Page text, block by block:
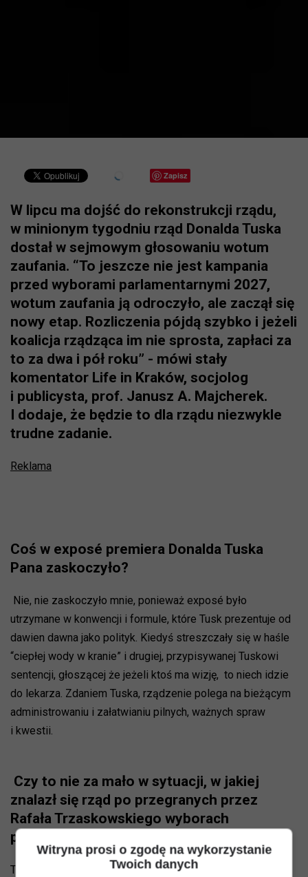
Zapisz
W lipcu ma dojść do rekonstrukcji rządu,
w minionym tygodniu rząd Donalda Tuska
dostał w sejmowym głosowaniu wotum
zaufania. “To jeszcze nie jest kampania
przed wyborami parlamentarnymi 2027,
wotum zaufania ją odroczyło, ale zaczął się
nowy etap. Rozliczenia pójdą szybko i jeżeli
koalicja rządząca im nie sprosta, zapłaci za
to za dwa i pół roku” - mówi stały
komentator Life in Kraków, socjolog
i publicysta, prof. Janusz A. Majcherek.
I dodaje, że będzie to dla rządu niezwykle
trudne zadanie.
Reklama
Coś w exposé premiera Donalda Tuska
Pana zaskoczyło?
Nie, nie zaskoczyło mnie, ponieważ exposé było
utrzymane w konwencji i formule, które Tusk prezentuje od
dawien dawna jako polityk. Kiedyś streszczały się w haśle
“ciepłej wody w kranie” i drugiej, przypisywanej Tuskowi
sentencji, głoszącej że jeżeli ktoś ma wizję, to niech idzie
do lekarza. Zdaniem Tuska, rządzenie polega na bieżącym
administrowaniu i załatwianiu pilnych, ważnych spraw
i kwestii.
Czy to nie za mało w sytuacji, w jakiej
znalazł się rząd po przegranych przez
Rafała Trzaskowskiego wyborach
prezydenckich?
To ma oczywistą słabość, bo po pierwsze: brak
Witryna prosi o zgodę na wykorzystanie
Twoich danych